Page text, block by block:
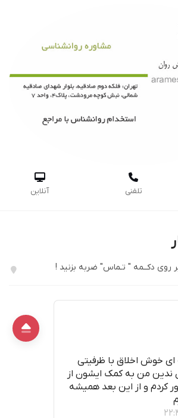

تلفنی

آنلاین
روی دکــمه " تـماس" ضربه بزنید !
ای خوش اخلاق با ظرفیتی
من به کمک ایشون از
کردم و از این بعد همیشه